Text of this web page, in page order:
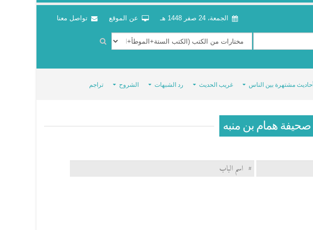
الجمعة، 24 صفر 1448 هـ عن الموقع تواصل معنا
أحاديث مشتهرة بين الناس غريب الحديث رد الشبهات الشروح تراجم
صحيفة همام بن منبه
# اسم الباب